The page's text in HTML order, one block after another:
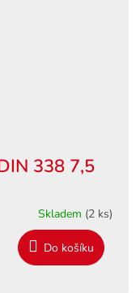
338 7,5
Skladem (2 ks)
Do košíku